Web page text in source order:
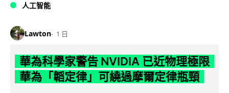
人工智能
Lawton 1 日
華為科學家警告 NVIDIA 已近物理極限
華為「韜定律」可繞過摩爾定律瓶頸